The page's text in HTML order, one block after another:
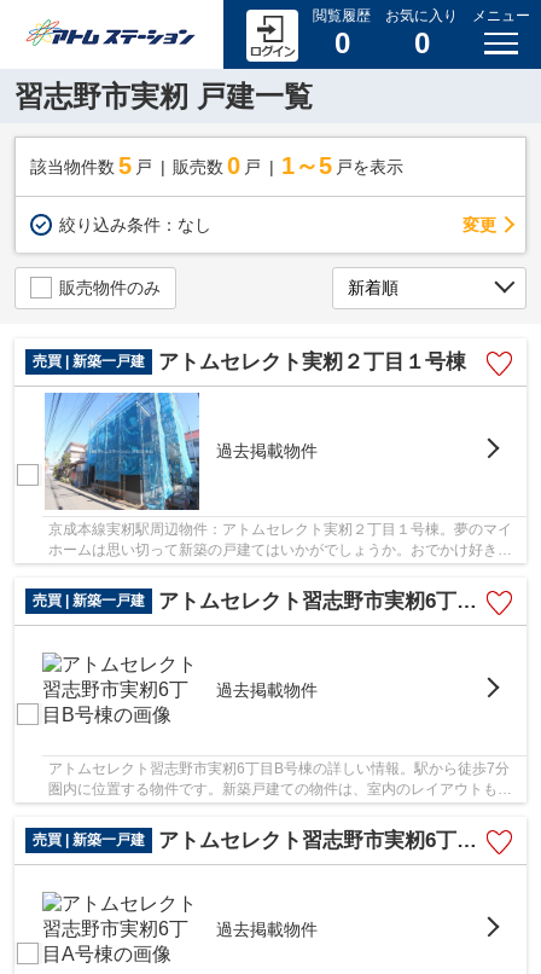
閲覧履歴
0
お気に入り
0
メニュー
習志野市実籾 戸建一覧
該当物件数 5 戸 販売数 0 戸 1～5 戸を表示
絞り込み条件： なし 変更
販売物件のみ
売買 | 新築一戸建 アトムセレクト実籾２丁目１号棟
過去掲載物件
京成本線実籾駅周辺物件：アトムセレクト実籾２丁目１号棟。夢のマイ
ホームは思い切って新築の戸建てはいかがでしょうか。おでかけ好きな
方には、駅から徒歩3分の駅近物件がおすすめで...
売買 | 新築一戸建
アトムセレクト習志野市実籾6丁目B号棟
過去掲載物件
アトムセレクト習志野市実籾6丁目B号棟の詳しい情報。駅から徒歩7分
圏内に位置する物件です。新築戸建ての物件は、室内のレイアウトも自
分好みに変更可能です。地震にも対応してくれる...
売買 | 新築一戸建
アトムセレクト習志野市実籾6丁目A号棟
過去掲載物件